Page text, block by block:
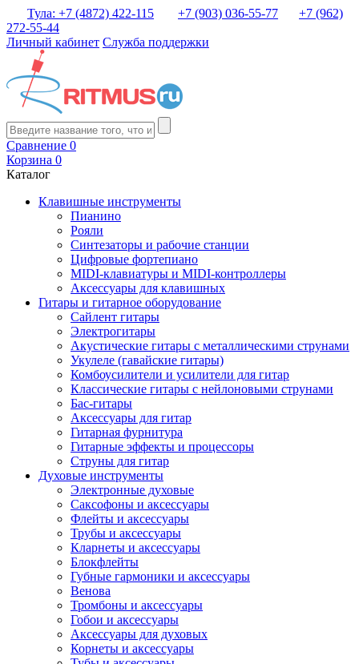
Тула: +7 (4872) 422-115 +7 (903) 036-55-77
+7 (962)
272-55-44
Личный кабинет Служба поддержки
Сравнение 0
Корзина 0
Каталог
Клавишные инструменты
Пианино
Рояли
Синтезаторы и рабочие станции
Цифровые фортепиано
MIDI-клавиатуры и MIDI-контроллеры
Аксессуары для клавишных
Гитары и гитарное оборудование
Сайлент гитары
Электрогитары
Акустические гитары с металлическими струнами
Укулеле (гавайские гитары)
Комбоусилители и усилители для гитар
Классические гитары с нейлоновыми струнами
Бас-гитары
Аксессуары для гитар
Гитарная фурнитура
Гитарные эффекты и процессоры
Струны для гитар
Духовые инструменты
Электронные духовые
Саксофоны и аксессуары
Флейты и аксессуары
Трубы и аксессуары
Кларнеты и аксессуары
Блокфлейты
Губные гармоники и аксессуары
Венова
Тромбоны и аксессуары
Гобои и аксессуары
Аксессуары для духовых
Корнеты и аксессуары